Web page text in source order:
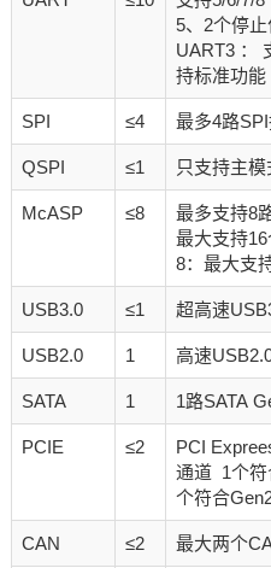
5、2个停
UART3 ：
持标准功能
SPI ≤4 最多4路
QSPI ≤1 只支持主
McASP ≤8
最多支持8
最大支持
8：最大支
USB3.0 ≤1 超高速
USB2.0 1 高速
SATA 1 1路SATA
PCIE ≤2
PCI
通道 1个符
个符合
CAN ≤2 最大两个